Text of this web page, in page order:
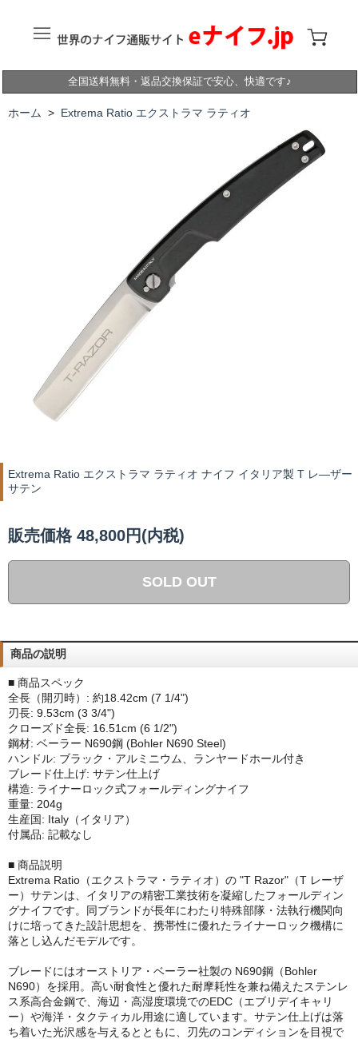
全国送料無料・返品交換保証で安心、快適です♪
ホーム > Extrema Ratio エクストラマ ラティオ
Extrema Ratio エクストラマ ラティオ ナイフ イタリア製 T レ―ザー
サテン
販売価格 48,800円(内税)
SOLD OUT
商品の説明
■ 商品スペック
全長（開刃時）: 約18.42cm (7 1/4")
刃長: 9.53cm (3 3/4")
クローズド全長: 16.51cm (6 1/2")
鋼材: ベーラー N690鋼 (Bohler N690 Steel)
ハンドル: ブラック・アルミニウム、ランヤードホール付き
ブレード仕上げ: サテン仕上げ
構造: ライナーロック式フォールディングナイフ
重量: 204g
生産国: Italy（イタリア）
付属品: 記載なし
■ 商品説明
Extrema Ratio（エクストラマ・ラティオ）の "T Razor"（T レーザ
ー）サテンは、イタリアの精密工業技術を凝縮したフォールディン
グナイフです。同ブランドが長年にわたり特殊部隊・法執行機関向
けに培ってきた設計思想を、携帯性に優れたライナーロック機構に
落とし込んだモデルです。
ブレードにはオーストリア・ベーラー社製の N690鋼（Bohler
N690）を採用。高い耐食性と優れた耐摩耗性を兼ね備えたステンレ
ス系高合金鋼で、海辺・高湿度環境でのEDC（エブリデイキャリ
ー）や海洋・タクティカル用途に適しています。サテン仕上げは落
ち着いた光沢感を与えるとともに、刃先のコンディションを目視で